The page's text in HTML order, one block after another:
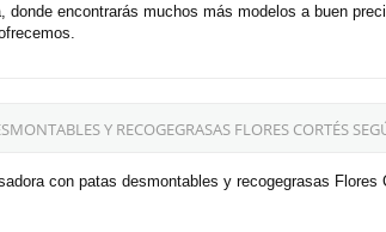
encontrarás muchos más modelos a buen
Y RECOGEGRASAS FLORES CORTÉS
con patas desmontables y recogegrasas